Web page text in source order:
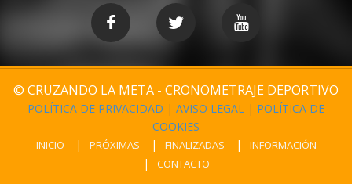
© CRUZANDO LA META - CRONOMETRAJE DEPORTIVO
POLÍTICA DE PRIVACIDAD | AVISO LEGAL | POLÍTICA DE
COOKIES
INICIO PRÓXIMAS FINALIZADAS
INFORMACIÓN
CONTACTO